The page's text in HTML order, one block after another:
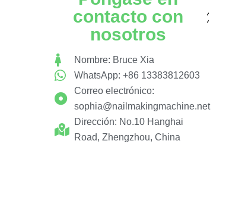
contacto con
nosotros
Nombre: Bruce Xia
WhatsApp: +86 13383812603
Correo electrónico:
sophia@nailmakingmachine.net
Dirección: No.10 Hanghai
Road, Zhengzhou, China